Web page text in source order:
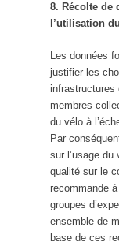
8. Récolte de
l’utilisation
Les données
justifier les
infrastructures
membres
du vélo à
Par
sur l’usage
qualité sur le
recommande
groupes
ensemble de
base de ces